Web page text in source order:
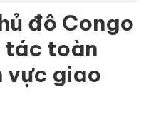
đô Congo
tác toàn
vực giao